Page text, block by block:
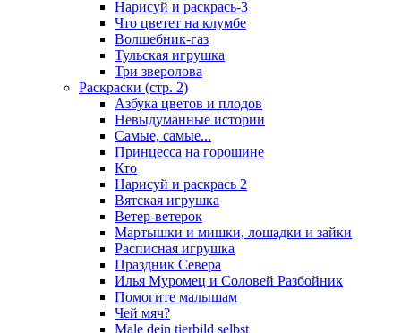
Нарисуй и раскрась-3
Что цветет на клумбе
Волшебник-газ
Тульская игрушка
Три зверолова
Раскраски (стр. 2)
Азбука цветов и плодов
Невыдуманные истории
Самые, самые...
Принцесса на горошине
Кто
Нарисуй и раскрась 2
Вятская игрушка
Ветер-ветерок
Мартышки и мишки, лошадки и зайки
Расписная игрушка
Праздник Севера
Илья Муромец и Соловей Разбойник
Помогите малышам
Чей мяч?
Male dein tierbild selbst